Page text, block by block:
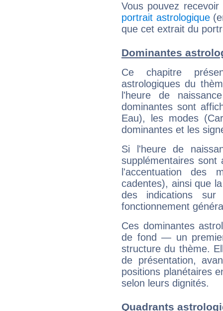
Vous pouvez
portrait astrologique
que cet extrait du
Dominantes
Ce chapitre
astrologiques du
l'heure de
dominantes sont
Eau), les modes
dominantes et les
Si l'heure de
supplémentaires sont
l'accentuation des
cadentes), ainsi que
des indications sur
fonctionnement
Ces dominantes
de fond — un
structure du thème.
de présentation,
positions planétaires
selon leurs dignités.
Quadrants